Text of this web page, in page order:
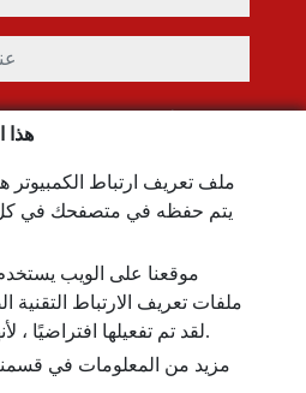
هذا
ملف تعريف ارتباط
يتم حفظه في متصفحك في كل
موقعنا على الويب
ملفات تعريف الارتباط
لقد تم تفعيلها افتراضيًا ، لأنها لا تحتاج إلى إذن منك.
مزيد من المعلومات في